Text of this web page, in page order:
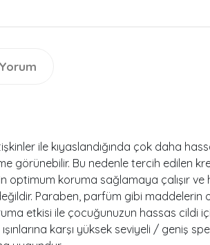
Yorum
ile kıyaslandığında çok daha
görünebilir. Bu nedenle tercih edilen
optimum koruma sağlamaya çalışır ve
Paraben, parfüm gibi maddelerin
etkisi ile çocuğunuzun hassas cildi
karşı yüksek seviyeli / geniş